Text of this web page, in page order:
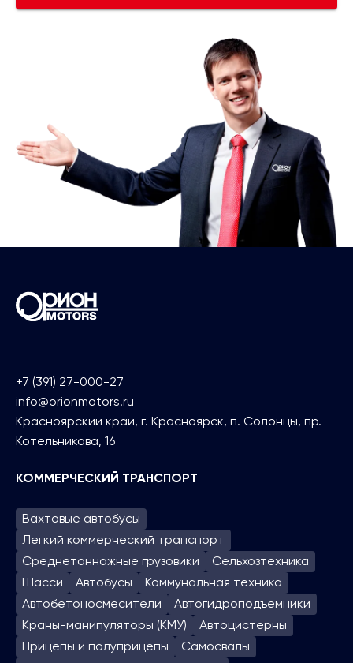
+7 (391) 27-000-27
info@orionmotors.ru
Красноярский край, г. Красноярск, п. Солонцы, пр.
Котельникова, 16
КОММЕРЧЕСКИЙ ТРАНСПОРТ
Вахтовые автобусы
Легкий коммерческий транспорт
Среднетоннажные грузовики
Сельхозтехника
Шасси
Автобусы
Коммунальная техника
Автобетоносмесители
Автогидроподъем­ники
Краны-манипуляторы (КМУ)
Автоцистерны
Прицепы и полуприцепы
Самосвалы